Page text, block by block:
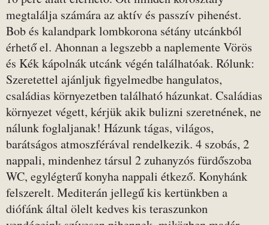
megtalálja számára az aktív és passzív pihenést.
Bob és kalandpark lombkorona sétány utcánkból
érhető el. Ahonnan a legszebb a naplemente Vörös
és Kék kápolnák utcánk végén találhatóak. Rólunk:
Szeretettel ajánljuk figyelmedbe hangulatos,
családias környezetben található házunkat. Családias
környezet végett, kérjük akik bulizni szeretnének, ne
nálunk foglaljanak! Házunk tágas, világos,
barátságos atmoszférával rendelkezik. 4 szobás, 2
nappali, mindenhez társul 2 zuhanyzós fürdőszoba
WC, egylégterű konyha nappali étkező. Konyhánk
felszerelt. Mediterán jellegű kis kertünkben a
diófánk által ölelt kedves kis teraszunkon